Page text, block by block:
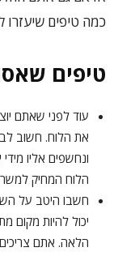
כמה טיפים
טיפים
עוד לפני שאתם
את הלוח. חשוב
ונחשפים אליו
הלוח המחיק
חשבו היטב על
יכול להיות מקום
הלאה. אתם